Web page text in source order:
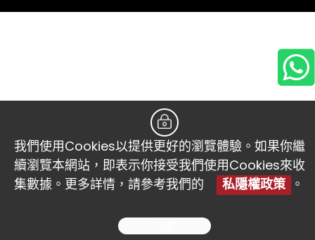
我們使用Cookies以提供更好的瀏覽體驗。如果你繼
續瀏覽本網站，即表示你接受我們使用Cookies來收
集數據。更多詳情，請參考我們的
私隱權政策 。